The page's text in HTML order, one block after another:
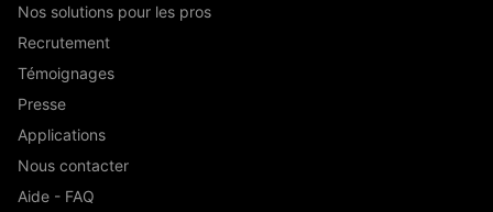
Nos solutions pour les pros
Recrutement
Témoignages
Presse
Applications
Nous contacter
Aide - FAQ